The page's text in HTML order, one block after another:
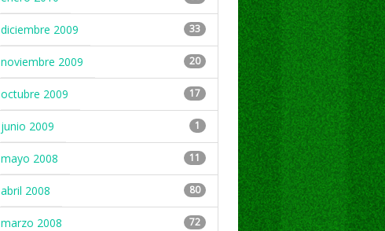
diciembre 2009 33
noviembre 2009 20
octubre 2009 17
junio 2009 1
mayo 2008 11
abril 2008 80
marzo 2008 72